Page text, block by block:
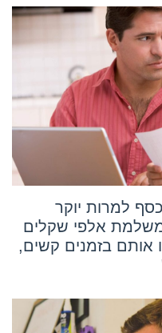
למרות יוקר
אלפי שקלים
אותם בזמנים קשים,